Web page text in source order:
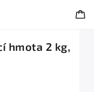
hmota 2 kg,